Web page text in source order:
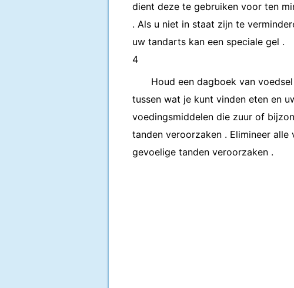
dient deze te gebruiken voor ten
. Als u niet in staat zijn te
uw tandarts kan een speciale gel .
4
Houd een dagboek van
tussen wat je kunt vinden eten en
voedingsmiddelen die zuur of
tanden veroorzaken . Elimineer
gevoelige tanden veroorzaken .